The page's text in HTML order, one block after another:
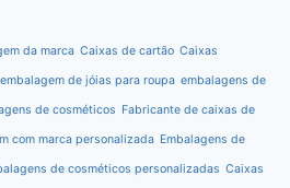
da marca Caixas de cartão Caixas
de jóias para roupa embalagens de
de cosméticos Fabricante de caixas de
com marca personalizada Embalagens de
de cosméticos personalizadas Caixas